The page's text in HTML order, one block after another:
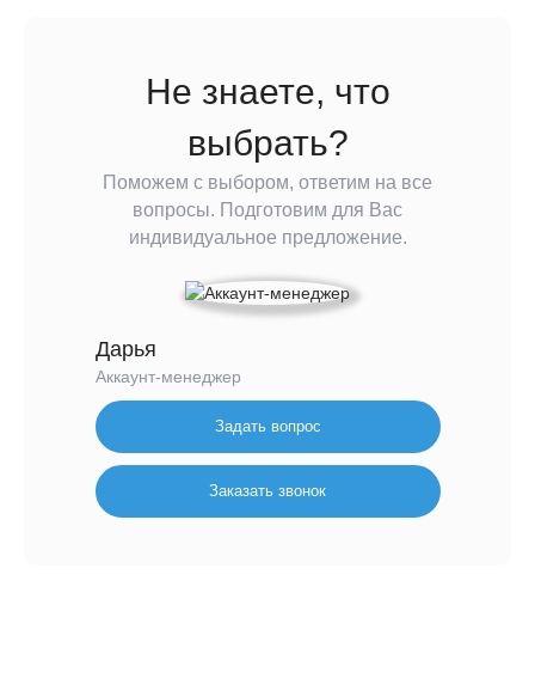
Не знаете, что
выбрать?
Поможем с выбором, ответим на все
вопросы. Подготовим для Вас
индивидуальное предложение.
Дарья
Аккаунт-менеджер
Задать вопрос
Заказать звонок